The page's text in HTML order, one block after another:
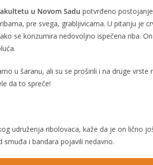
u Novom Sadu potvrđeno
pre svega, grabljivicama. U pitanju je
se konzumira nedovoljno ispečena riba.
u šaranu, ali su se proširili i na druge vrste
da to spreče!
udruženja ribolovaca, kaže da je on lično
smuđa i bandara pojavili nedavno.